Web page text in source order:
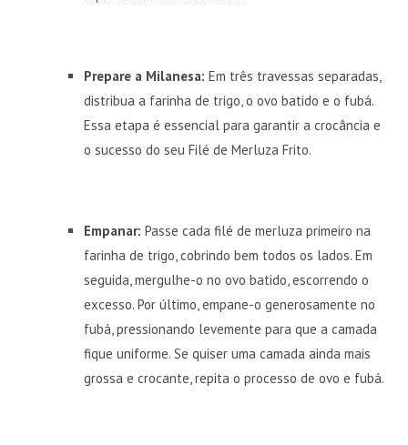
Prepare a Milanesa: Em três travessas separadas,
distribua a farinha de trigo, o ovo batido e o fubá.
Essa etapa é essencial para garantir a crocância e
o sucesso do seu Filé de Merluza Frito.
Empanar: Passe cada filé de merluza primeiro na
farinha de trigo, cobrindo bem todos os lados. Em
seguida, mergulhe-o no ovo batido, escorrendo o
excesso. Por último, empane-o generosamente no
fubá, pressionando levemente para que a camada
fique uniforme. Se quiser uma camada ainda mais
grossa e crocante, repita o processo de ovo e fubá.